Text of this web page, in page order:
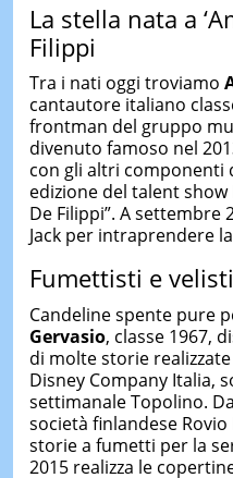
La stella nata a
Filippi
Tra i nati oggi troviamo
cantautore italiano
frontman del gruppo
divenuto famoso nel
con gli altri componenti
edizione del talent show
De Filippi”. A settembre
Jack per intraprendere
Fumettisti e velisti
Candeline spente pure
Gervasio, classe 1967,
di molte storie
Disney Company Italia,
settimanale Topolino.
società finlandese
storie a fumetti per la
2015 realizza le